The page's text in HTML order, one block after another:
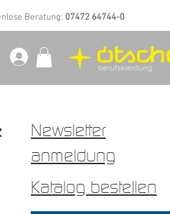
Beratung: 07472 64744-0
Newsletter
anmeldung
Katalog bestellen